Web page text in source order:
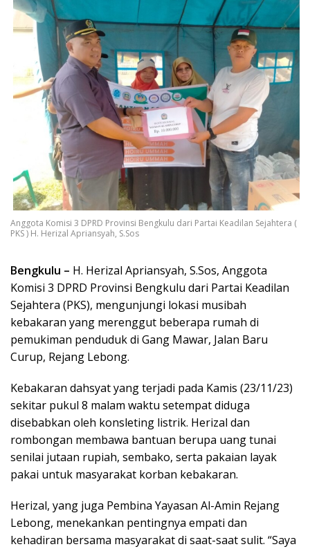
Anggota Komisi 3 DPRD Provinsi Bengkulu dari Partai Keadilan Sejahtera (
PKS ) H. Herizal Apriansyah, S.Sos
Bengkulu – H. Herizal Apriansyah, S.Sos, Anggota
Komisi 3 DPRD Provinsi Bengkulu dari Partai Keadilan
Sejahtera (PKS), mengunjungi lokasi musibah
kebakaran yang merenggut beberapa rumah di
pemukiman penduduk di Gang Mawar, Jalan Baru
Curup, Rejang Lebong.
Kebakaran dahsyat yang terjadi pada Kamis (23/11/23)
sekitar pukul 8 malam waktu setempat diduga
disebabkan oleh konsleting listrik. Herizal dan
rombongan membawa bantuan berupa uang tunai
senilai jutaan rupiah, sembako, serta pakaian layak
pakai untuk masyarakat korban kebakaran.
Herizal, yang juga Pembina Yayasan Al-Amin Rejang
Lebong, menekankan pentingnya empati dan
kehadiran bersama masyarakat di saat-saat sulit. “Saya